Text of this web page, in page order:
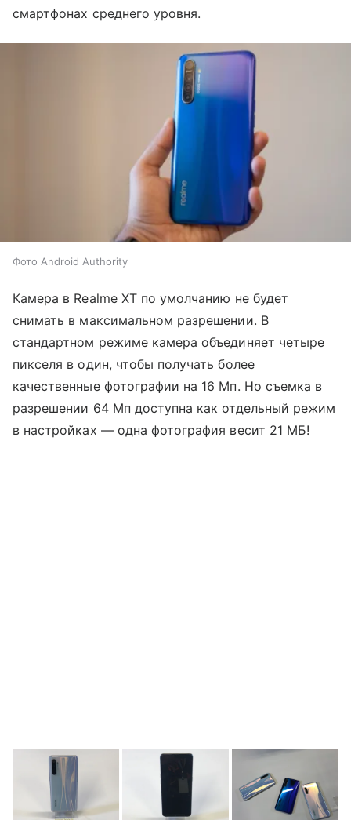
смартфонах среднего уровня.
Фото Android Authority
Камера в Realme XT по умолчанию не будет
снимать в максимальном разрешении. В
стандартном режиме камера объединяет четыре
пикселя в один, чтобы получать более
качественные фотографии на 16 Мп. Но съемка в
разрешении 64 Мп доступна как отдельный режим
в настройках — одна фотография весит 21 МБ!